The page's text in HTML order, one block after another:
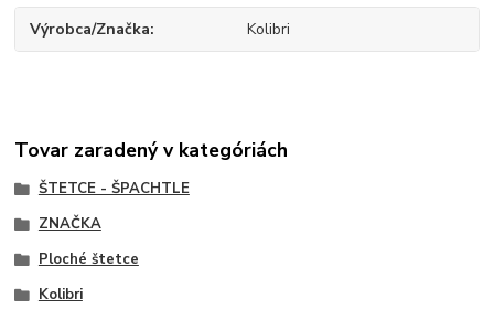
Výrobca/Značka Kolibri
Tovar zaradený v kategóriách
ŠTETCE - ŠPACHTLE
ZNAČKA
Ploché štetce
Kolibri